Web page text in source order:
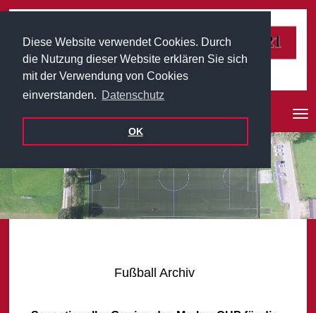
Diese Website verwendet Cookies. Durch
die Nutzung dieser Website erklären Sie sich
mit der Verwendung von Cookies
einverstanden. Datenschutz
OK
Fußball Archiv